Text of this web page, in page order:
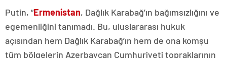
Putin, “Ermenistan, Dağlık Karabağ’ın bağımsızlığını ve
egemenliğini tanımadı. Bu, uluslararası hukuk
açısından hem Dağlık Karabağ’ın hem de ona komşu
tüm bölgelerin Azerbaycan Cumhuriyeti topraklarının